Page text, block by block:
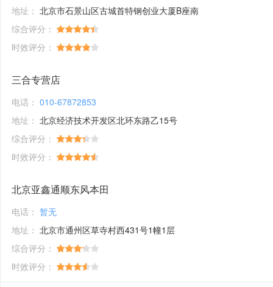
地址： 北京市石景山区古城首特钢创业大厦B座南
综合评分：
时效评分：
三合专营店
电话： 010-67872853
地址： 北京经济技术开发区北环东路乙15号
综合评分：
时效评分：
北京亚鑫通顺东风本田
电话： 暂无
地址： 北京市通州区草寺村西431号1幢1层
综合评分：
时效评分：